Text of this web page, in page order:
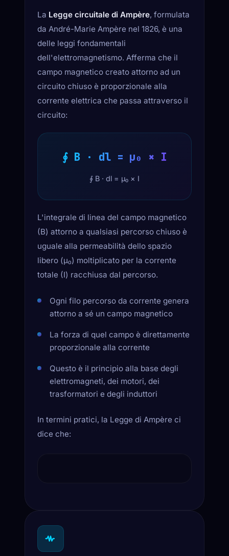
La Legge circuitale di Ampère, formulata
da André-Marie Ampère nel 1826, è una
delle leggi fondamentali
dell'elettromagnetismo. Afferma che il
campo magnetico creato attorno ad un
circuito chiuso è proporzionale alla
corrente elettrica che passa attraverso il
circuito:
∮ B · dl = μ₀ × I
∮ B · dl = μ₀ × I
L'integrale di linea del campo magnetico
(B) attorno a qualsiasi percorso chiuso è
uguale alla permeabilità dello spazio
libero (μ₀) moltiplicato per la corrente
totale (I) racchiusa dal percorso.
Ogni filo percorso da corrente genera
attorno a sé un campo magnetico
La forza di quel campo è direttamente
proporzionale alla corrente
Questo è il principio alla base degli
elettromagneti, dei motori, dei
trasformatori e degli induttori
In termini pratici, la Legge di Ampère ci
dice che: